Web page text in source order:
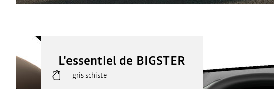
L'essentiel de BIGSTER
gris schiste